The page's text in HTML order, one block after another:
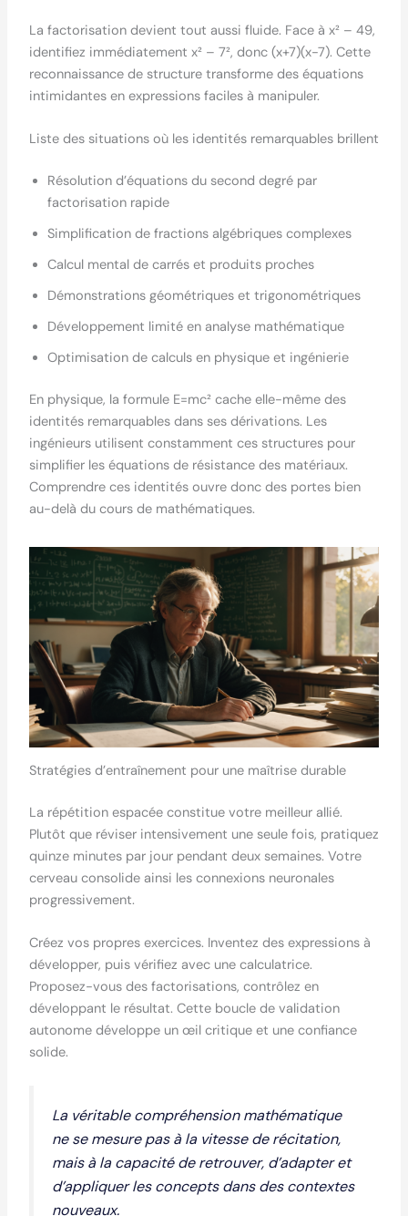
La factorisation devient tout aussi fluide. Face à x² – 49,
identifiez immédiatement x² – 7², donc (x+7)(x-7). Cette
reconnaissance de structure transforme des équations
intimidantes en expressions faciles à manipuler.
Liste des situations où les identités remarquables brillent
Résolution d’équations du second degré par
factorisation rapide
Simplification de fractions algébriques complexes
Calcul mental de carrés et produits proches
Démonstrations géométriques et trigonométriques
Développement limité en analyse mathématique
Optimisation de calculs en physique et ingénierie
En physique, la formule E=mc² cache elle-même des
identités remarquables dans ses dérivations. Les
ingénieurs utilisent constamment ces structures pour
simplifier les équations de résistance des matériaux.
Comprendre ces identités ouvre donc des portes bien
au-delà du cours de mathématiques.
Stratégies d’entraînement pour une maîtrise durable
La répétition espacée constitue votre meilleur allié.
Plutôt que réviser intensivement une seule fois, pratiquez
quinze minutes par jour pendant deux semaines. Votre
cerveau consolide ainsi les connexions neuronales
progressivement.
Créez vos propres exercices. Inventez des expressions à
développer, puis vérifiez avec une calculatrice.
Proposez-vous des factorisations, contrôlez en
développant le résultat. Cette boucle de validation
autonome développe un œil critique et une confiance
solide.
La véritable compréhension mathématique
ne se mesure pas à la vitesse de récitation,
mais à la capacité de retrouver, d’adapter et
d’appliquer les concepts dans des contextes
nouveaux.